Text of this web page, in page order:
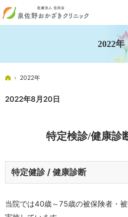
2022年
ホーム
2022年
2022年8月20日
特定検診/健康診
特定健診 / 健康診断
当院では40歳～75歳の被保険者・